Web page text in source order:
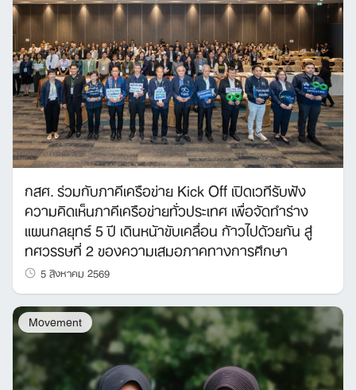
กสศ. ร่วมกับภาคีเครือข่าย Kick Off เปิดเวทีรับฟัง
ความคิดเห็นภาคีเครือข่ายทั่วประเทศ เพื่อจัดทำร่าง
แผนกลยุทธ์ 5 ปี เดินหน้าขับเคลื่อน ก้าวไปด้วยกัน สู่
ทศวรรษที่ 2 ของความเสมอภาคทางการศึกษา
5 สิงหาคม 2569
Movement